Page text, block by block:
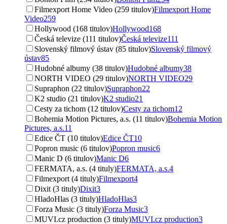
Filmexport Home Video (259 titulov)Filmexport Home
Video259
Hollywood (168 titulov)Hollywood168
Česká televize (111 titulov)Česká televize111
Slovenský filmový ústav (85 titulov)Slovenský filmový
ústav85
Hudobné albumy (38 titulov)Hudobné albumy38
NORTH VIDEO (29 titulov)NORTH VIDEO29
Supraphon (22 titulov)Supraphon22
K2 studio (21 titulov)K2 studio21
Cesty za tichom (12 titulov)Cesty za tichom12
Bohemia Motion Pictures, a.s. (11 titulov)Bohemia Motion
Pictures, a.s.11
Edice ČT (10 titulov)Edice ČT10
Popron music (6 titulov)Popron music6
Manic D (6 titulov)Manic D6
FERMATA, a.s. (4 tituly)FERMATA, a.s.4
Filmexport (4 tituly)Filmexport4
Dixit (3 tituly)Dixit3
HladoHlas (3 tituly)HladoHlas3
Forza Music (3 tituly)Forza Music3
MUVI.cz production (3 tituly)MUVI.cz production3